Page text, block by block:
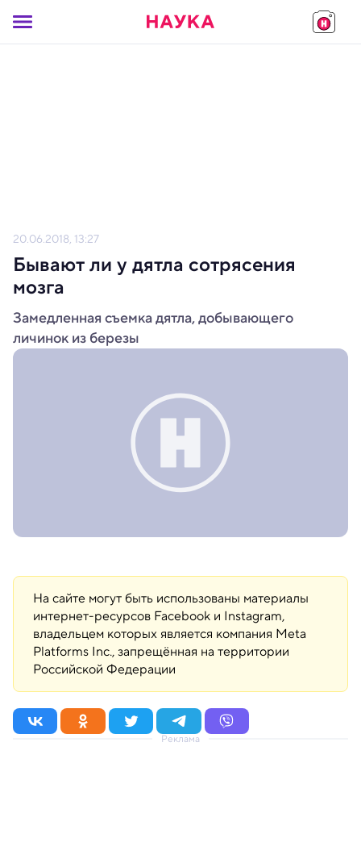
20.06.2018, 13:27
Бывают ли у дятла сотрясения
мозга
Замедленная съемка дятла, добывающего
личинок из березы
На сайте могут быть использованы материалы
интернет-ресурсов Facebook и Instagram,
владельцем которых является компания Meta
Platforms Inc., запрещённая на территории
Российской Федерации
Реклама